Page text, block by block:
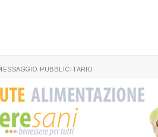
PUBBLICITARIO